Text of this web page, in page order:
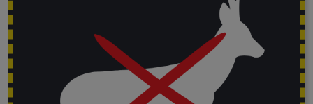
Rólunk
Szállítás,